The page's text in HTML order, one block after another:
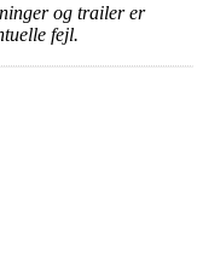
og trailer er
fejl.